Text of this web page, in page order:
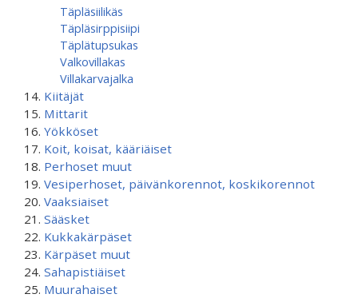
Täpläsiilikäs
Täpläsirppisiipi
Täplätupsukas
Valkovillakas
Villakarvajalka
Kiitäjät
Mittarit
Yökköset
Koit, koisat, kääriäiset
Perhoset muut
Vesiperhoset, päivänkorennot, koskikorennot
Vaaksiaiset
Sääsket
Kukkakärpäset
Kärpäset muut
Sahapistiäiset
Muurahaiset